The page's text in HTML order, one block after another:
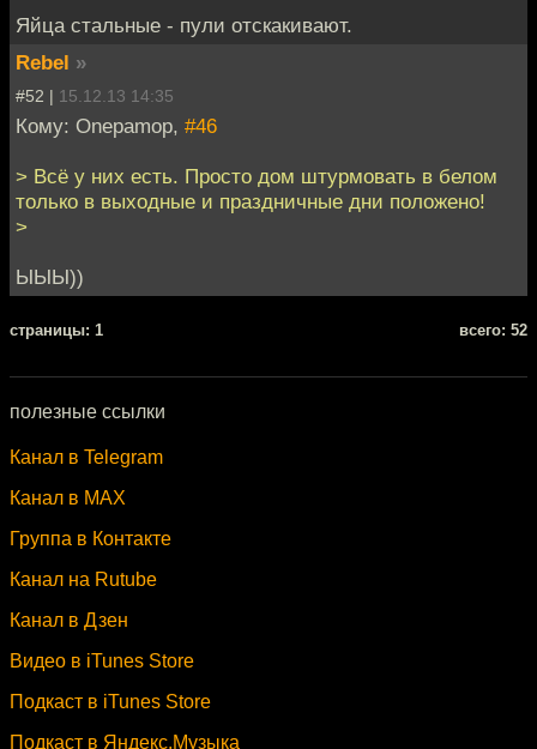
Яйца стальные - пули отскакивают.
Rebel »
#52 | 15.12.13 14:35
Кому: Onepamop, #46
> Всё у них есть. Просто дом штурмовать в белом
только в выходные и праздничные дни положено!
>
ЫЫЫ))
cтраницы: 1 всего: 52
полезные ссылки
Канал в Telegram
Канал в MAX
Группа в Контакте
Канал на Rutube
Канал в Дзен
Видео в iTunes Store
Подкаст в iTunes Store
Подкаст в Яндекс.Музыка